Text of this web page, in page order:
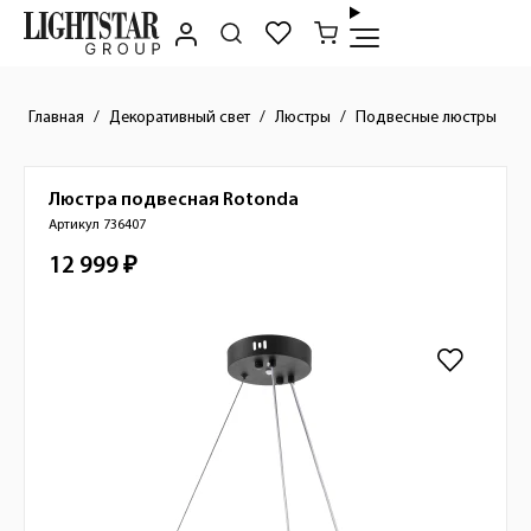
Главная Декоративный свет Люстры Подвесные люстры
Краткое описание товара
Изображения товара
Люстра подвесная Rotonda
Артикул 736407
Стоимость товара
12 999 ₽